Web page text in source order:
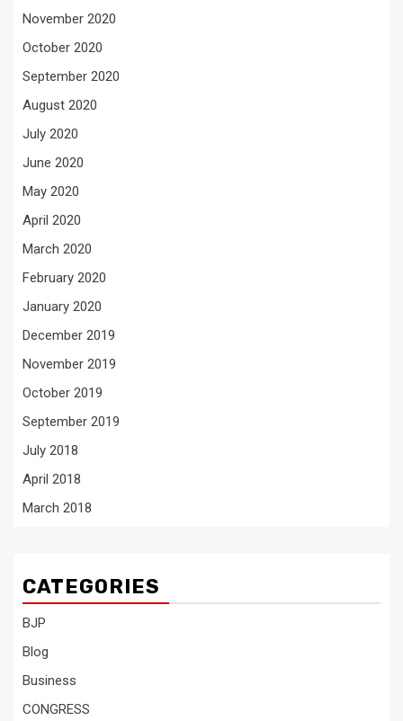
November 2020
October 2020
September 2020
August 2020
July 2020
June 2020
May 2020
April 2020
March 2020
February 2020
January 2020
December 2019
November 2019
October 2019
September 2019
July 2018
April 2018
March 2018
CATEGORIES
BJP
Blog
Business
CONGRESS